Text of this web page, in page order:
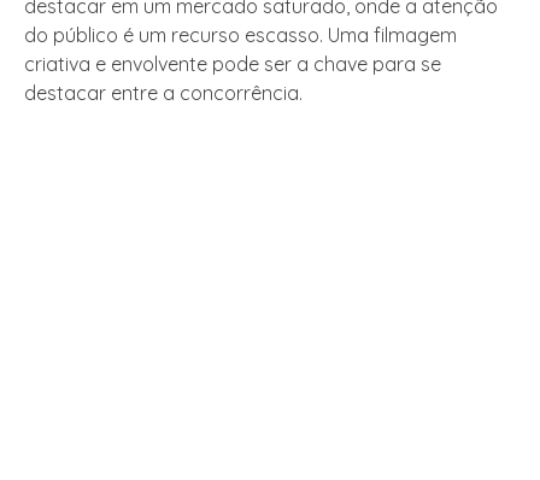
destacar em um mercado saturado, onde a atenção
do público é um recurso escasso. Uma filmagem
criativa e envolvente pode ser a chave para se
destacar entre a concorrência.